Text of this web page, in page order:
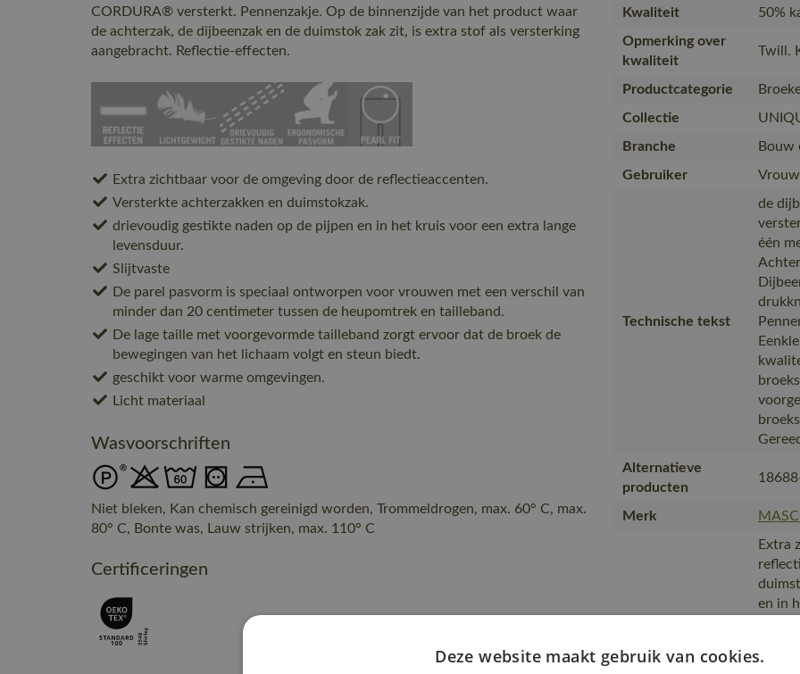
CORDURA® versterkt. Pennenzakje. Op de binnenzijde van het product waar
de achterzak, de dijbeenzak en de duimstok zak zit, is extra stof als versterking
aangebracht. Reflectie-effecten.
Extra zichtbaar voor de omgeving door de reflectieaccenten.
Versterkte achterzakken en duimstokzak.
drievoudig gestikte naden op de pijpen en in het kruis voor een extra lange
levensduur.
Slijtvaste
De parel pasvorm is speciaal ontworpen voor vrouwen met een verschil van
minder dan 20 centimeter tussen de heupomtrek en tailleband.
De lage taille met voorgevormde tailleband zorgt ervoor dat de broek de
bewegingen van het lichaam volgt en steun biedt.
geschikt voor warme omgevingen.
Licht materiaal
Wasvoorschriften
Niet bleken, Kan chemisch gereinigd worden, Trommeldrogen, max. 60° C, max.
80° C, Bonte was, Lauw strijken, max. 110° C
Certificeringen
Kwaliteit
50%
Opmerking over
kwaliteit
Twill.
Productcategorie
Collectie
Branche
Bouw
Gebruiker
Technische tekst
de
één
Alternatieve
producten
Merk
Extra
en in
voor
Deze website maakt gebruik van cookies.